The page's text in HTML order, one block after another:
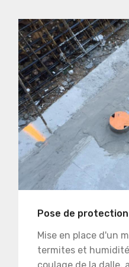
Pose de
Mise en place d'un
termites et